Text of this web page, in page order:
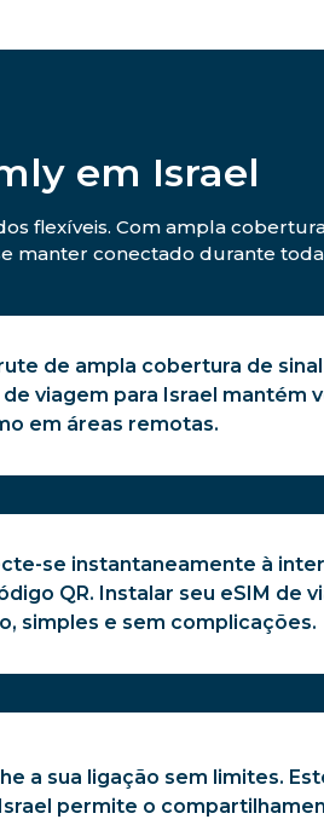
em Israel
flexíveis. Com ampla
manter conectado durante toda
de ampla cobertura de
de viagem para Israel mantém
em áreas remotas.
se instantaneamente à
QR. Instalar seu eSIM de
simples e sem complicações.
a sua ligação sem limites.
permite o